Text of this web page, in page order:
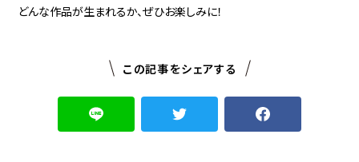
どんな作品が生まれるか、ぜひお楽しみに！
この記事をシェアする